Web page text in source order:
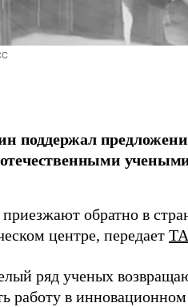
поддержал
отечественными
обратно в
центре, передает
ряд ученых
работу в